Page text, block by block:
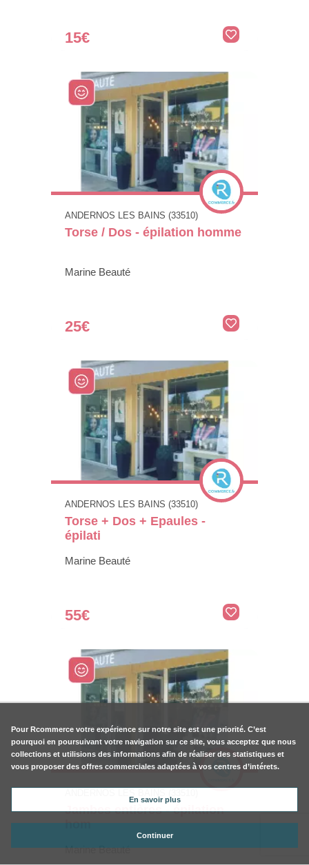
15€
ANDERNOS LES BAINS (33510)
Torse / Dos - épilation homme
Marine Beauté
25€
ANDERNOS LES BAINS (33510)
Torse + Dos + Epaules -
épilati
Marine Beauté
55€
Jambes entières - épilation
hom
Marine Beauté
Pour Rcommerce votre expérience sur notre site est une priorité. C’est
pourquoi en poursuivant votre navigation sur ce site, vous acceptez que nous
collections et utilisions des informations afin de réaliser des statistiques et
vous proposer des offres commerciales adaptées à vos centres d’intérets.
En savoir plus
Continuer